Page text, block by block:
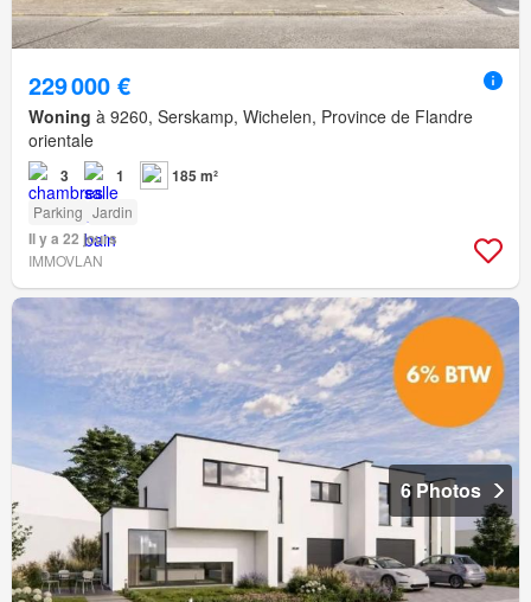
229 000 €
Woning à 9260, Serskamp, Wichelen, Province de Flandre
orientale
3 1 185 m²
Parking Jardin
Il y a 22 jours
IMMOVLAN
6 Photos